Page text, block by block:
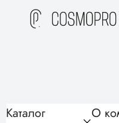
консультации.
Каталог
О